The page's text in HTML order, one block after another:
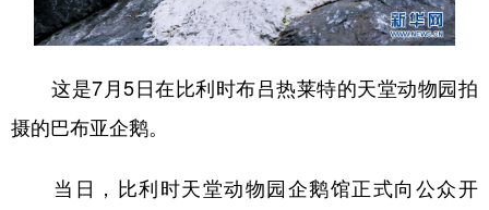
食品 人居 信息化 数字经济
城市 旅游 能源 会展
公益 一带一路 亚太网 上市公司
这是7月5日在比利时布吕热莱特的天堂动物园拍
摄的巴布亚企鹅。
当日，比利时天堂动物园企鹅馆正式向公众开